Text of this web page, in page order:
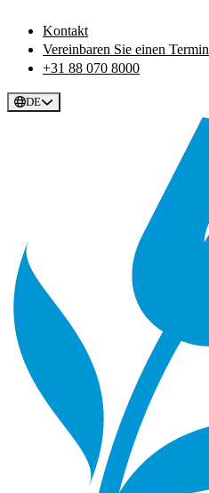
Kontakt
Vereinbaren Sie einen Termin
+31 88 070 8000
DE